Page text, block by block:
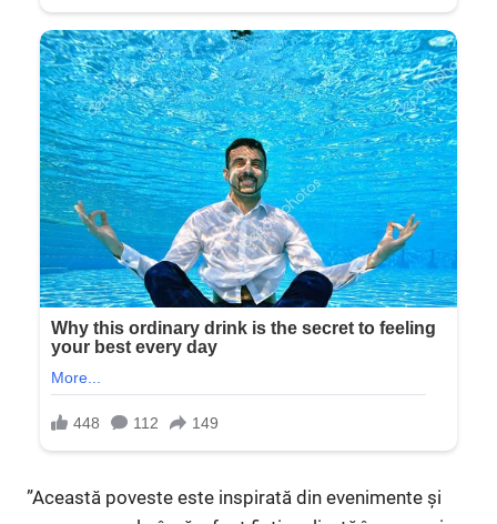
”Această poveste este inspirată din evenimente și